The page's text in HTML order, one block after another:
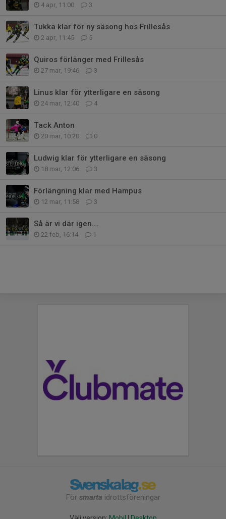
4 apr, 11:00 3
Tukka klar för ny säsong hos Frillesås
2 apr, 11:45 5
Quiros förlänger med Frillesås
27 mar, 19:46 3
Linus klar för ytterligare en säsong
24 mar, 12:40 4
Tack Anton
20 mar, 10:20 0
Ludwig klar för ytterligare en säsong
18 mar, 12:06 3
Förlängning klar med Hampus
12 mar, 11:58 3
Så är vi där igen….
22 feb, 16:14 1
För smarta idrottsföreningar